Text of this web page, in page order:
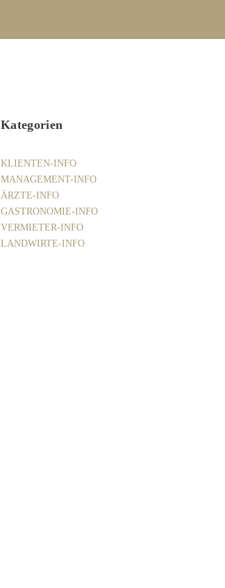
Kategorien
KLIENTEN-INFO
MANAGEMENT-INFO
ÄRZTE-INFO
GASTRONOMIE-INFO
VERMIETER-INFO
LANDWIRTE-INFO